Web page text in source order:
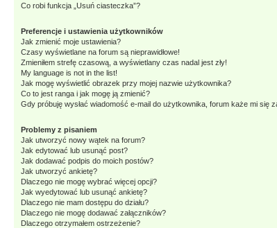
Co robi funkcja „Usuń ciasteczka”?
Preferencje i ustawienia użytkowników
Jak zmienić moje ustawienia?
Czasy wyświetlane na forum są nieprawidłowe!
Zmieniłem strefę czasową, a wyświetlany czas nadal jest zły!
My language is not in the list!
Jak mogę wyświetlić obrazek przy mojej nazwie użytkownika?
Co to jest ranga i jak mogę ją zmienić?
Gdy próbuję wysłać wiadomość e-mail do użytkownika, forum każe mi się
Problemy z pisaniem
Jak utworzyć nowy wątek na forum?
Jak edytować lub usunąć post?
Jak dodawać podpis do moich postów?
Jak utworzyć ankietę?
Dlaczego nie mogę wybrać więcej opcji?
Jak wyedytować lub usunąć ankietę?
Dlaczego nie mam dostępu do działu?
Dlaczego nie mogę dodawać załączników?
Dlaczego otrzymałem ostrzeżenie?